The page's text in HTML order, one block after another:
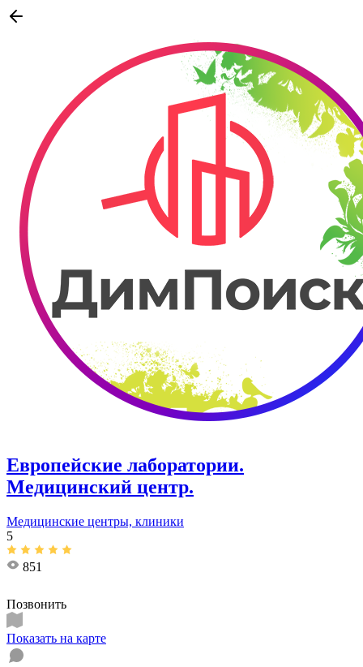
Европейские лаборатории.
Медицинский центр.
Медицинские центры, клиники
5
851
Позвонить
Показать на карте